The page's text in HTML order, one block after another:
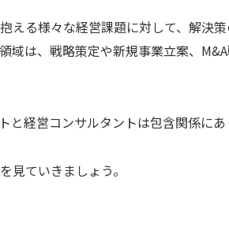
える様々な経営課題に対して、解決
域は、戦略策定や新規事業立案、
経営コンサルタントは包含関係にあ
見ていきましょう。